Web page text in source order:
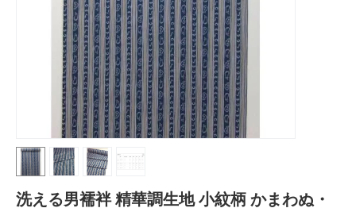
洗える男襦袢 精華調生地 小紋柄 かまわぬ・